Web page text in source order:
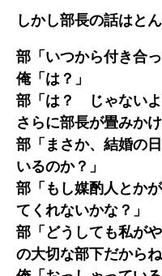
しかし部長の話はと
部「いつから付き合っ
俺「は？」
部「は？ じゃないよ
さらに部長が畳みかけ
部「まさか、結婚の
いるのか？」
部「もし媒酌人とか
てくれないかな？」
部「どうしても私が
の大切な部下だからね